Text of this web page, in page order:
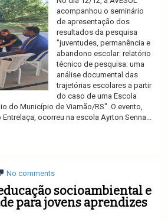
acompanhou o seminário
de apresentação dos
resultados da pesquisa
"juventudes, permanência e
abandono escolar: relatório
técnico de pesquisa: uma
análise documental das
trajetórias escolares a partir
do caso de uma Escola
do Município de Viamão/RS". O evento,
ocorreu na escola Ayrton Senna...
No comments
socioambiental e
para jovens aprendizes